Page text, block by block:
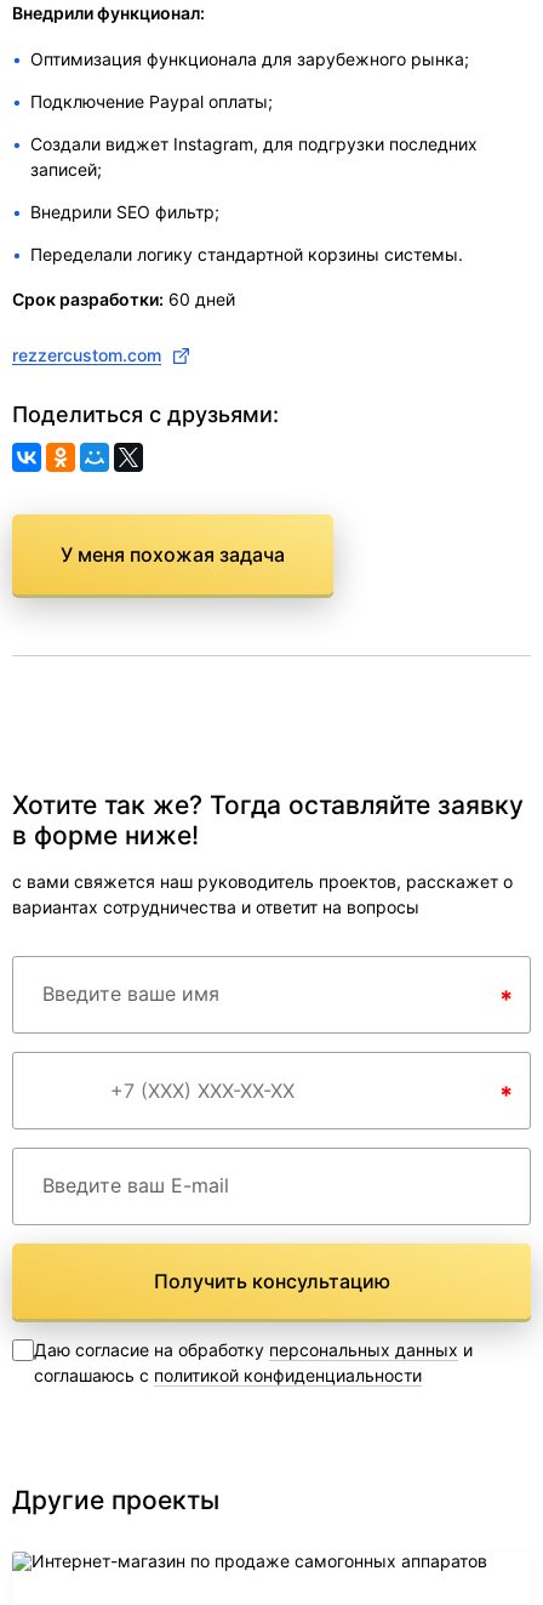
Внедрили функционал:
Оптимизация функционала для зарубежного рынка;
Подключение Paypal оплаты;
Создали виджет Instagram, для подгрузки последних
записей;
Внедрили SEO фильтр;
Переделали логику стандартной корзины системы.
Срок разработки: 60 дней
rezzercustom.com
Поделиться с друзьями:
У меня похожая задача
Хотите так же? Тогда оставляйте заявку
в форме ниже!
с вами свяжется наш руководитель проектов, расскажет о
вариантах сотрудничества и ответит на вопросы
Введите ваше имя *
*
Введите ваш E-mail
Получить консультацию
Даю согласие на обработку персональных данных и
соглашаюсь с политикой конфиденциальности
Другие проекты